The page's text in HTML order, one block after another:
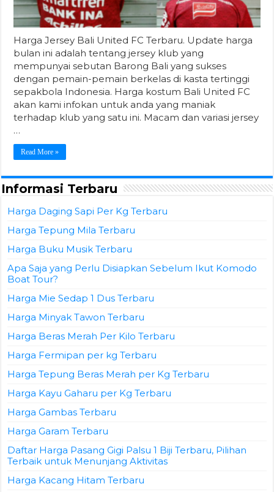
Harga Jersey Bali United FC Terbaru. Update harga
bulan ini adalah tentang jersey klub yang
mempunyai sebutan Barong Bali yang sukses
dengan pemain-pemain berkelas di kasta tertinggi
sepakbola Indonesia. Harga kostum Bali United FC
akan kami infokan untuk anda yang maniak
terhadap klub yang satu ini. Macam dan variasi jersey
…
Read More »
Informasi Terbaru
Harga Daging Sapi Per Kg Terbaru
Harga Tepung Mila Terbaru
Harga Buku Musik Terbaru
Apa Saja yang Perlu Disiapkan Sebelum Ikut Komodo
Boat Tour?
Harga Mie Sedap 1 Dus Terbaru
Harga Minyak Tawon Terbaru
Harga Beras Merah Per Kilo Terbaru
Harga Fermipan per kg Terbaru
Harga Tepung Beras Merah per Kg Terbaru
Harga Kayu Gaharu per Kg Terbaru
Harga Gambas Terbaru
Harga Garam Terbaru
Daftar Harga Pasang Gigi Palsu 1 Biji Terbaru, Pilihan
Terbaik untuk Menunjang Aktivitas
Harga Kacang Hitam Terbaru